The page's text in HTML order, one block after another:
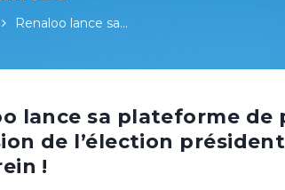
Renaloo lance sa…
lance sa plateforme de
de l’élection
!